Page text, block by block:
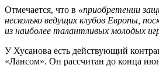
Отмечается, что в «приобретении
несколько ведущих клубов Европы,
из наиболее талантливых молодых
У Хусанова есть действующий
«Лансом». Он рассчитан до конца